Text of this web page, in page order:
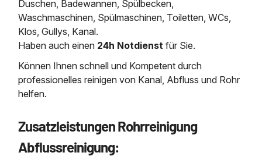
Duschen, Badewannen, Spülbecken,
Waschmaschinen, Spülmaschinen, Toiletten, WCs,
Klos, Gullys, Kanal.
Haben auch einen 24h Notdienst für Sie.
Können Ihnen schnell und Kompetent durch
professionelles reinigen von Kanal, Abfluss und Rohr
helfen.
Zusatzleistungen Rohrreinigung
Abflussreinigung: